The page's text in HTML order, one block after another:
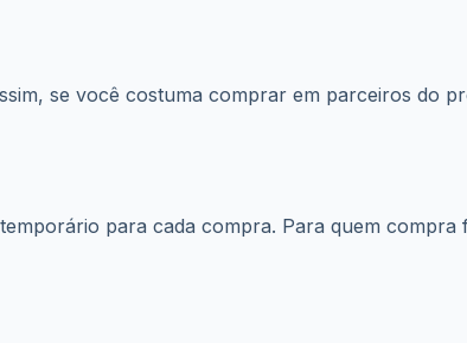
para cada compra. Para quem compra
pontuação de crédito. Quanto melhor o